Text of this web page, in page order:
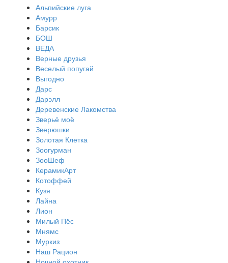
Альпийские луга
Амурр
Барсик
БОШ
ВЕДА
Верные друзья
Веселый попугай
Выгодно
Дарс
Дарэлл
Деревенские Лакомства
Зверьё моё
Зверюшки
Золотая Клетка
Зоогурман
ЗооШеф
КерамикАрт
Котоффей
Кузя
Лайна
Лион
Милый Пёс
Мнямс
Муркиз
Наш Рацион